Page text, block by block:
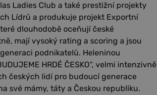
Ladies Club a také prestižní projekty
Lídrů a produkuje projekt Exportní
dlouhodobě oceňují české
mají vysoký rating a scoring a jsou
podnikatelů. Heleninou
HRDÉ ČESKO“, velmi intenzivně
českých lidí pro budoucí generace
své mámy, táty a Českou republiku.